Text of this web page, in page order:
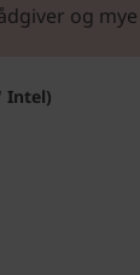
og mye
Intel)